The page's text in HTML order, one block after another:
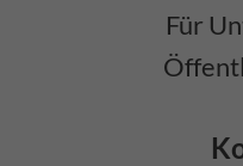
Für